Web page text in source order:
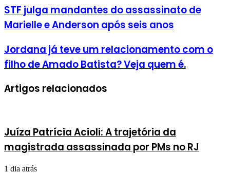
STF julga mandantes do assassinato de
Marielle e Anderson após seis anos
Jordana já teve um relacionamento com o
filho de Amado Batista? Veja quem é.
Artigos relacionados
Juíza Patrícia Acioli: A trajetória da
magistrada assassinada por PMs no RJ
1 dia atrás